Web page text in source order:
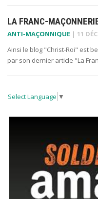
LA FRANC-
ANTI-MAÇONNIQUE | 11
Ainsi le blog "Christ-Roi" est
par son dernier article "La
Select Language ▼